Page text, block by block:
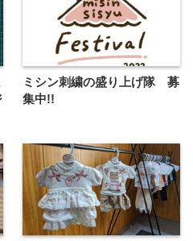
ミシン刺繍の盛り上げ隊 募
集中!!